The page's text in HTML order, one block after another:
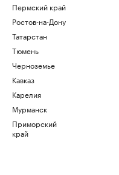
Пермский край
Ростов-на-Дону
Татарстан
Тюмень
Черноземье
Кавказ
Карелия
Мурманск
Приморский
край